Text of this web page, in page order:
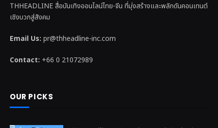
THHEADLINE สื่อบันเทิงออนไลน์ไทย-จีน ที่มุ่งสร้างและพลักดันคอนเทนต์
เชิงบวกสู่สังคม
Email Us: pr@thheadline-inc.com
Contact: +66 0 21072989
OUR PICKS